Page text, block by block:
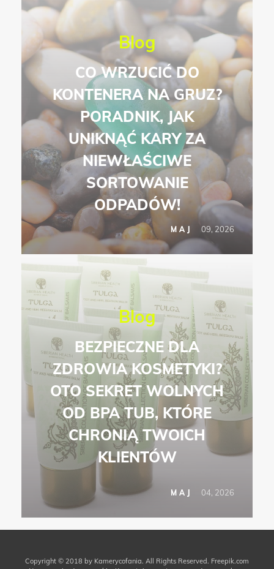
Blog
CO WRZUCIĆ DO
KONTENERA NA GRUZ?
PORADNIK, JAK
UNIKNĄĆ KARY ZA
NIEWŁAŚCIWE
SORTOWANIE
ODPADÓW!
MAJ 09, 2026
Blog
BEZPIECZNE DLA
ZDROWIA KOSMETYKI?
OTO SEKRET WOLNYCH
OD BPA TUB, KTÓRE
CHRONIĄ TWOICH
KLIENTÓW
MAJ 04, 2026
Copyright © 2018 by Kamerycofania. All Rights Reserved. Freepik.com